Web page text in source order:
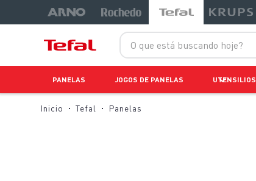
O que está buscando hoje?
PANELAS JOGOS DE PANELAS UTENSILIOS
Tefal Panelas